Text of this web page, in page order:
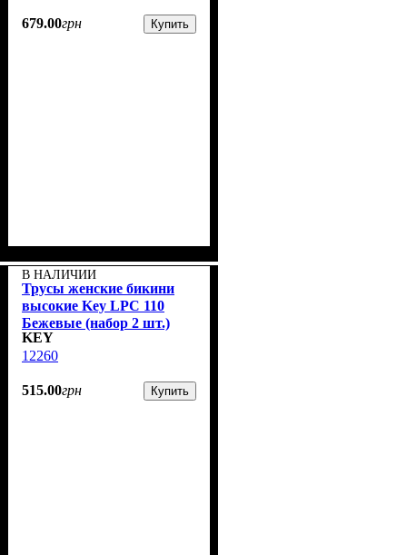
679.00грн Купить
В НАЛИЧИИ
Трусы женские бикини
высокие Key LPC 110
Бежевые (набор 2 шт.)
KEY
12260
515.00грн Купить